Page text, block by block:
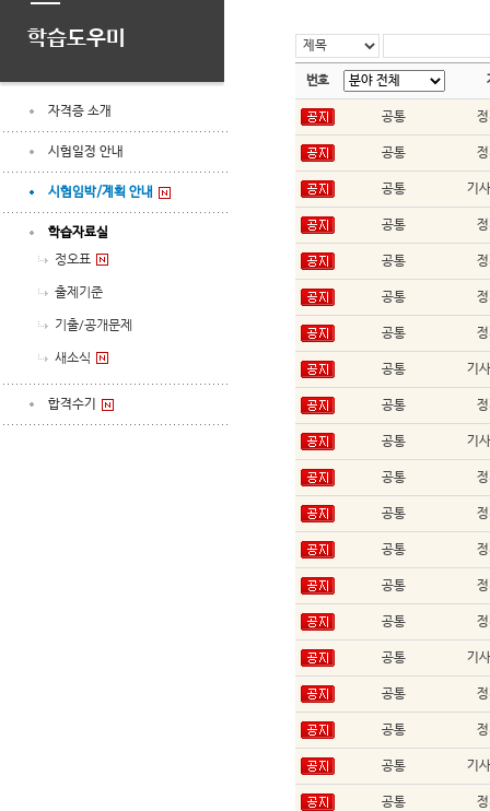
학습도우미
자격증 소개
시험일정 안내
시험임박/계획 안내
학습자료실
정오표
출제기준
기출/공개문제
새소식
합격수기
번호
공통
공통
공통 기
공통
공통
공통
공통
공통 기
공통
공통 기
공통
공통
공통
공통
공통
공통 기
공통
공통
공통 기
공통